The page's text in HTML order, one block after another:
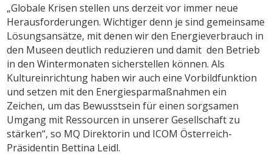
„Globale Krisen stellen uns derzeit vor immer neue
Herausforderungen. Wichtiger denn je sind gemeinsame
Lösungsansätze, mit denen wir den Energieverbrauch in
den Museen deutlich reduzieren und damit den Betrieb
in den Wintermonaten sicherstellen können. Als
Kultureinrichtung haben wir auch eine Vorbildfunktion
und setzen mit den Energiesparmaßnahmen ein
Zeichen, um das Bewusstsein für einen sorgsamen
Umgang mit Ressourcen in unserer Gesellschaft zu
stärken“, so MQ Direktorin und ICOM Österreich-
Präsidentin Bettina Leidl.